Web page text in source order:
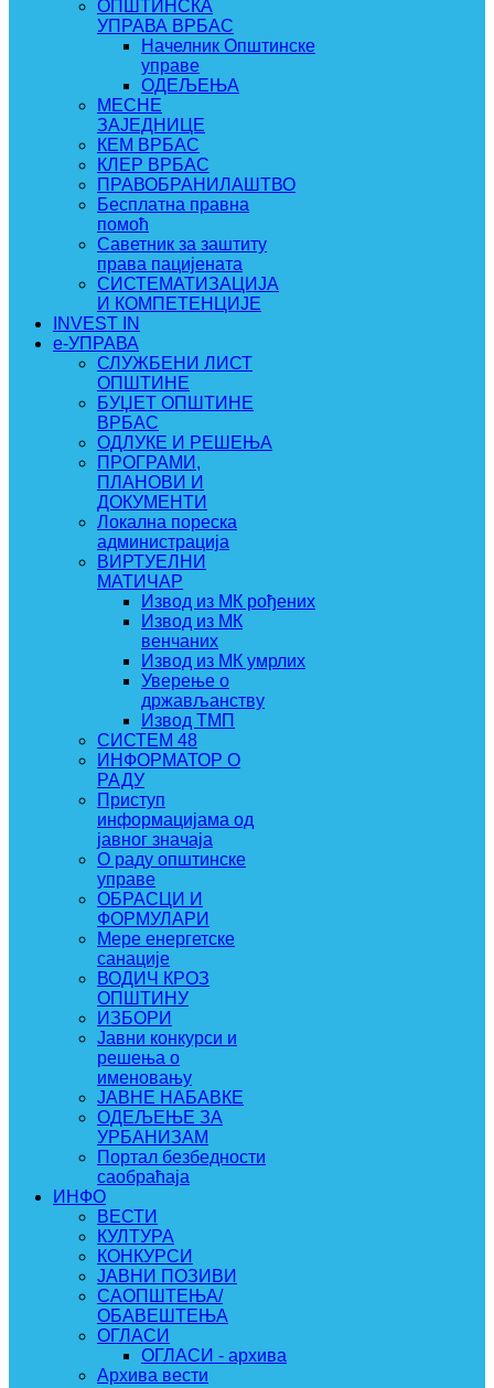
ОПШТИНСКА
УПРАВА ВРБАС
Начелник Општинске
управе
ОДЕЉЕЊА
МЕСНЕ
ЗАЈЕДНИЦЕ
КЕМ ВРБАС
КЛЕР ВРБАС
ПРАВОБРАНИЛАШТВО
Бесплатна правна
помоћ
Саветник за заштиту
права пацијената
СИСТЕМАТИЗАЦИЈА
И КОМПЕТЕНЦИЈЕ
INVEST IN
e-УПРАВА
СЛУЖБЕНИ ЛИСТ
ОПШТИНЕ
БУЏЕТ ОПШТИНЕ
ВРБАС
ОДЛУКЕ И РЕШЕЊА
ПРОГРАМИ,
ПЛАНОВИ И
ДОКУМЕНТИ
Локална пореска
администрација
ВИРТУЕЛНИ
МАТИЧАР
Извод из МК рођених
Извод из МК
венчаних
Извод из МК умрлих
Уверење о
држављанству
Извод ТМП
СИСТЕМ 48
ИНФОРМАТОР О
РАДУ
Приступ
информацијама од
јавног значаја
О раду општинске
управе
ОБРАСЦИ И
ФОРМУЛАРИ
Мере енергетске
санације
ВОДИЧ КРОЗ
ОПШТИНУ
ИЗБОРИ
Јавни конкурси и
решења о
именовању
ЈАВНЕ НАБАВКЕ
ОДЕЉЕЊЕ ЗА
УРБАНИЗАМ
Портал безбедности
саобраћаја
ИНФО
ВЕСТИ
КУЛТУРА
КОНКУРСИ
ЈАВНИ ПОЗИВИ
САОПШТЕЊА/
ОБАВЕШТЕЊА
ОГЛАСИ
ОГЛАСИ - архива
Архива вести